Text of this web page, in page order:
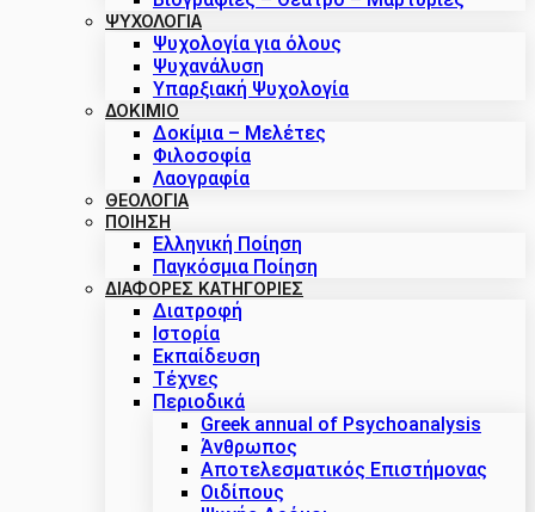
ΨΥΧΟΛΟΓΙΑ
Ψυχολογία για όλους
Ψυχανάλυση
Υπαρξιακή Ψυχολογία
ΔΟΚΊΜΙΟ
Δοκίμια – Μελέτες
Φιλοσοφία
Λαογραφία
ΘΕΟΛΟΓΙΑ
ΠΟΙΗΣΗ
Ελληνική Ποίηση
Παγκόσμια Ποίηση
ΔΙΑΦΟΡΕΣ ΚΑΤΗΓΟΡΙΕΣ
Διατροφή
Ιστορία
Εκπαίδευση
Τέχνες
Περιοδικά
Greek annual of Psychoanalysis
Άνθρωπος
Αποτελεσματικός Επιστήμονας
Οιδίπους